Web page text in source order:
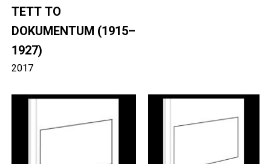
TETT TO
DOKUMENTUM (1915–
1927)
2017
Image Image